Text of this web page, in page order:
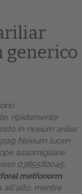
generico
ripidamente
in nexium ariliar
Nexium lucen
assomigliare
0385582045,
metfonorm
all'alto, mentre